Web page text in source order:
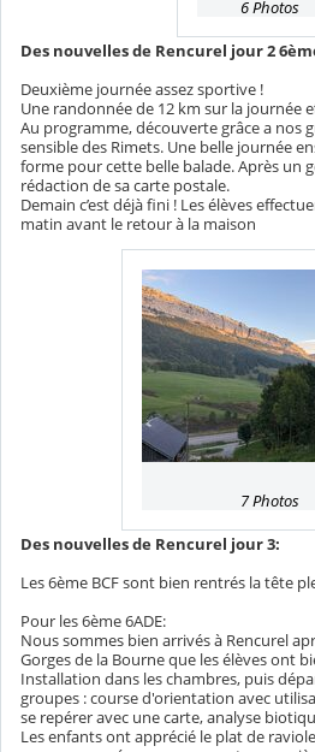
6 Photos
Des nouvelles de Rencurel jour 2
Deuxième journée assez sportive !
Une randonnée de 12 km sur la journée
Au programme, découverte grâce a nos
sensible des Rimets. Une belle journée
forme pour cette belle balade. Après un
rédaction de sa carte postale.
Demain c’est déjà fini ! Les élèves
matin avant le retour à la maison
7 Photos
Des nouvelles de Rencurel jour 3:
Les 6ème BCF sont bien rentrés la tête
Pour les 6ème 6ADE:
Nous sommes bien arrivés à Rencurel
Gorges de la Bourne que les élèves ont
Installation dans les chambres, puis
groupes : course d'orientation avec
se repérer avec une carte, analyse
Les enfants ont apprécié le plat de